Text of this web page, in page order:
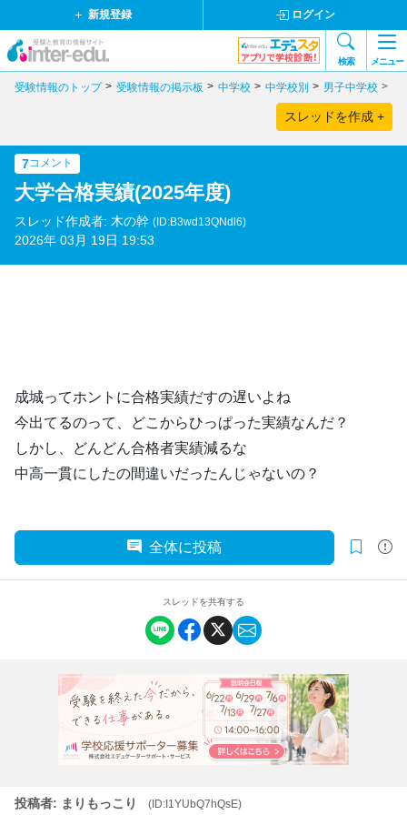
新規登録 ログイン
検索 メニュー
受験情報のトップ 受験情報の掲示板 中学校 中学校別 男子中学校
スレッドを作成 +
7コメント
大学合格実績(2025年度)
スレッド作成者: 木の幹 (ID:B3wd13QNdl6)
2026年 03月 19日 19:53
成城ってホントに合格実績だすの遅いよね
今出てるのって、どこからひっぱった実績なんだ？
しかし、どんどん合格者実績減るな
中高一貫にしたの間違いだったんじゃないの？
全体に投稿
スレッドを共有する
投稿者: まりもっこり (ID:I1YUbQ7hQsE)